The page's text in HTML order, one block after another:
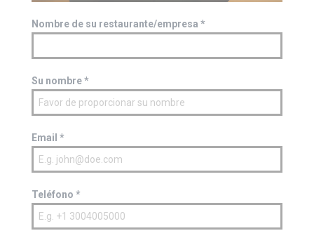
Nombre de su restaurante/empresa *
Su nombre*
Email *
Teléfono *